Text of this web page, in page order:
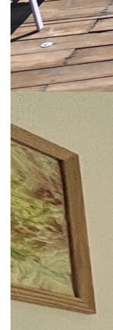
Avec ses 10
pensée pour offrir
d'une superficie
véritables suites
de leur propre salle
particulièrement
grande
sanitaires
les différents
Le confort est
avec un système
production d'eau
fenêtres à double
intérieur, tandis que
de répondre
que ce soit pour le
générale de